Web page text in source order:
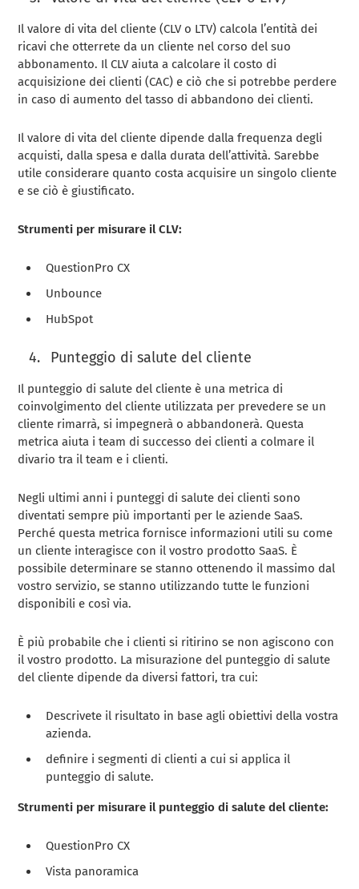
Il valore di vita del cliente (CLV o LTV) calcola l’entità dei
ricavi che otterrete da un cliente nel corso del suo
abbonamento. Il CLV aiuta a calcolare il costo di
acquisizione dei clienti (CAC) e ciò che si potrebbe perdere
in caso di aumento del tasso di abbandono dei clienti.
Il valore di vita del cliente dipende dalla frequenza degli
acquisti, dalla spesa e dalla durata dell’attività. Sarebbe
utile considerare quanto costa acquisire un singolo cliente
e se ciò è giustificato.
Strumenti per misurare il CLV:
QuestionPro CX
Unbounce
HubSpot
Punteggio di salute del cliente
Il punteggio di salute del cliente è una metrica di
coinvolgimento del cliente utilizzata per prevedere se un
cliente rimarrà, si impegnerà o abbandonerà. Questa
metrica aiuta i team di successo dei clienti a colmare il
divario tra il team e i clienti.
Negli ultimi anni i punteggi di salute dei clienti sono
diventati sempre più importanti per le aziende SaaS.
Perché questa metrica fornisce informazioni utili su come
un cliente interagisce con il vostro prodotto SaaS. È
possibile determinare se stanno ottenendo il massimo dal
vostro servizio, se stanno utilizzando tutte le funzioni
disponibili e così via.
È più probabile che i clienti si ritirino se non agiscono con
il vostro prodotto. La misurazione del punteggio di salute
del cliente dipende da diversi fattori, tra cui:
Descrivete il risultato in base agli obiettivi della vostra
azienda.
definire i segmenti di clienti a cui si applica il
punteggio di salute.
Strumenti per misurare il punteggio di salute del cliente:
QuestionPro CX
Vista panoramica